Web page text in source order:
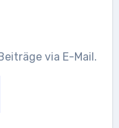
via E-Mail.